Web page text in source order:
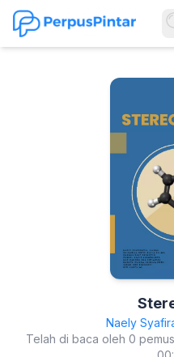
Naely
Telah di baca oleh 0